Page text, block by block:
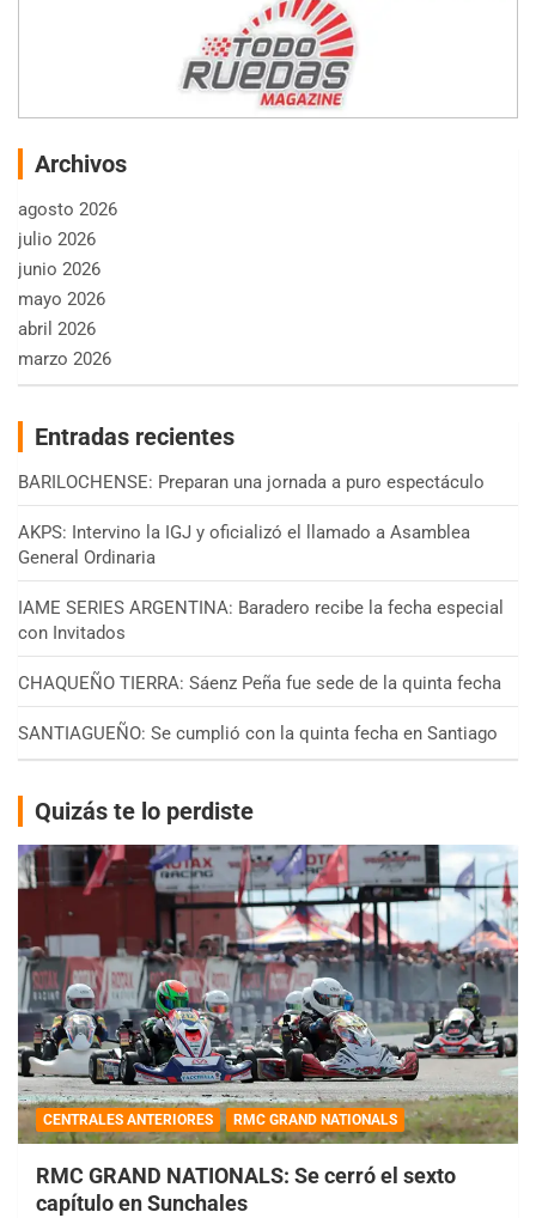
Archivos
agosto 2026
julio 2026
junio 2026
mayo 2026
abril 2026
marzo 2026
Entradas recientes
BARILOCHENSE: Preparan una jornada a puro espectáculo
AKPS: Intervino la IGJ y oficializó el llamado a Asamblea
General Ordinaria
IAME SERIES ARGENTINA: Baradero recibe la fecha especial
con Invitados
CHAQUEÑO TIERRA: Sáenz Peña fue sede de la quinta fecha
SANTIAGUEÑO: Se cumplió con la quinta fecha en Santiago
Quizás te lo perdiste
CENTRALES ANTERIORES RMC GRAND NATIONALS
RMC GRAND NATIONALS: Se cerró el sexto
capítulo en Sunchales